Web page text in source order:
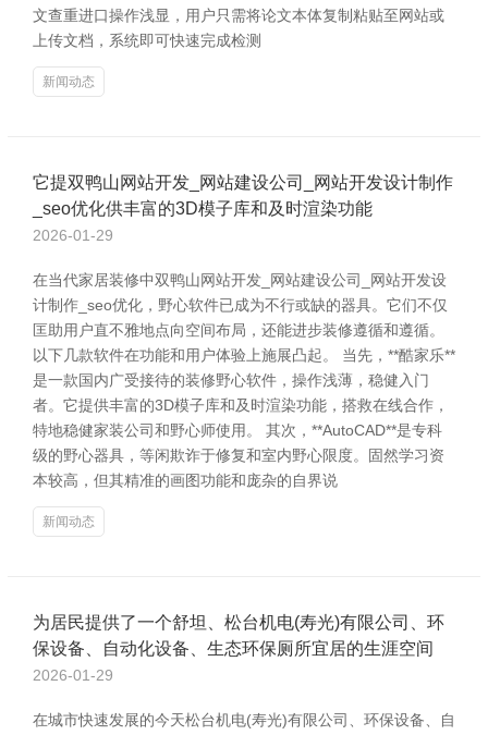
文查重进口操作浅显，用户只需将论文本体复制粘贴至网站或
上传文档，系统即可快速完成检测
新闻动态
它提双鸭山网站开发_网站建设公司_网站开发设计制作
_seo优化供丰富的3D模子库和及时渲染功能
2026-01-29
在当代家居装修中双鸭山网站开发_网站建设公司_网站开发设
计制作_seo优化，野心软件已成为不行或缺的器具。它们不仅
匡助用户直不雅地点向空间布局，还能进步装修遵循和遵循。
以下几款软件在功能和用户体验上施展凸起。 当先，**酷家乐**
是一款国内广受接待的装修野心软件，操作浅薄，稳健入门
者。它提供丰富的3D模子库和及时渲染功能，搭救在线合作，
特地稳健家装公司和野心师使用。 其次，**AutoCAD**是专科
级的野心器具，等闲欺诈于修复和室内野心限度。固然学习资
本较高，但其精准的画图功能和庞杂的自界说
新闻动态
为居民提供了一个舒坦、松台机电(寿光)有限公司、环
保设备、自动化设备、生态环保厕所宜居的生涯空间
2026-01-29
在城市快速发展的今天松台机电(寿光)有限公司、环保设备、自